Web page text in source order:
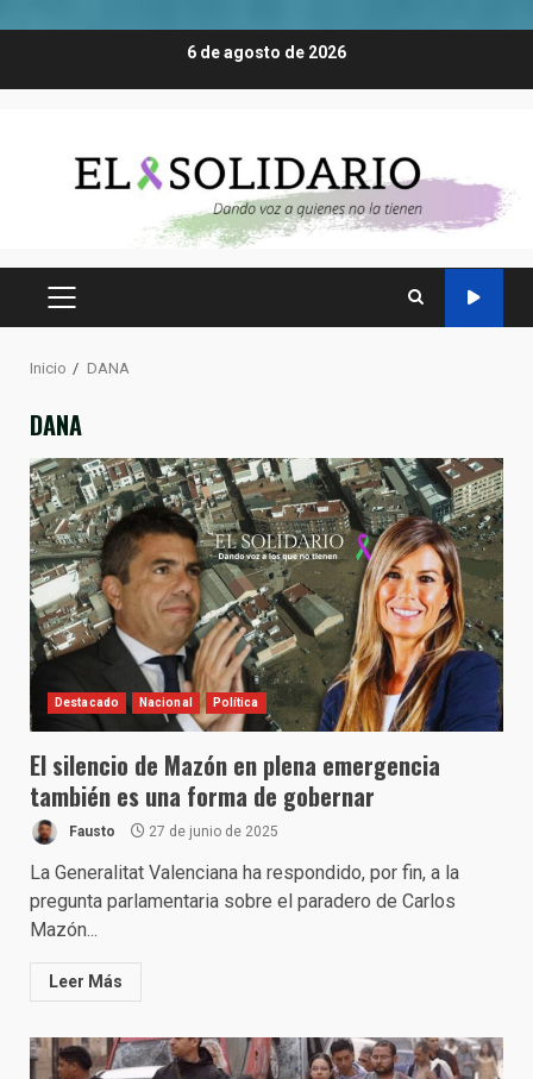
6 de agosto de 2026
MENÚ
Inicio DANA
DANA
Destacado Nacional Política
El silencio de Mazón en plena emergencia
también es una forma de gobernar
Fausto 27 de junio de 2025
La Generalitat Valenciana ha respondido, por fin, a la
pregunta parlamentaria sobre el paradero de Carlos
Mazón...
Leer Más